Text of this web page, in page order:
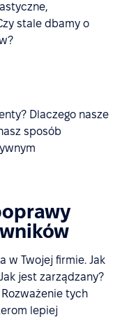
stale dbamy o
Dlaczego nasze
sposób
w Twojej firmie. Jak
jest zarządzany?
tych
lepiej